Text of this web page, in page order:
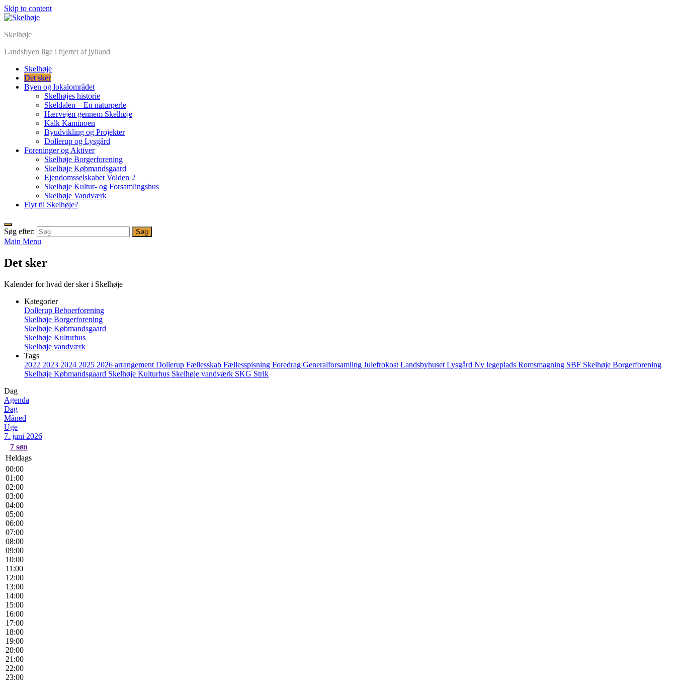
Skip to content
Skelhøje
Landsbyen lige i hjertet af jylland
Skelhøje
Det sker
Byen og lokalområdet
Skelhøjes historie
Skeldalen – En naturperle
Hærvejen gennem Skelhøje
Kalk Kaminoen
Byudvikling og Projekter
Dollerup og Lysgård
Foreninger og Aktiver
Skelhøje Borgerforening
Skelhøje Købmandsgaard
Ejendomsselskabet Volden 2
Skelhøje Kultur- og Forsamlingshus
Skelhøje Vandværk
Flyt til Skelhøje?
Søg efter:
Main Menu
Det sker
Kalender for hvad der sker i Skelhøje
Kategorier
Dollerup Beboerforening
Skelhøje Borgerforening
Skelhøje Købmandsgaard
Skelhøje Kulturhus
Skelhøje vandværk
Tags
2022 2023 2024 2025 2026 arrangement Dollerup Fællesskab Fællesspisning Foredrag Generalforsamling Julefrokost Landsbyhuset Lysgård Ny legeplads Romsmagning SBF Skelhøje Borgerforening
Skelhøje Købmandsgaard Skelhøje Kulturhus Skelhøje vandværk SKG Strik
Dag
Agenda
Dag
Måned
Uge
7. juni 2026
7 søn
Heldags
00:00
01:00
02:00
03:00
04:00
05:00
06:00
07:00
08:00
09:00
10:00
11:00
12:00
13:00
14:00
15:00
16:00
17:00
18:00
19:00
20:00
21:00
22:00
23:00